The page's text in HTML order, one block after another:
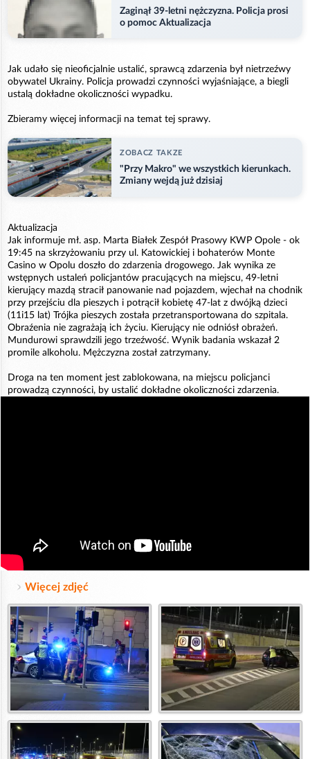
Zaginął 39-letni nężczyzna. Policja prosi
o pomoc Aktualizacja
Jak udało się nieoficjalnie ustalić, sprawcą zdarzenia był nietrzeźwy
obywatel Ukrainy. Policja prowadzi czynności wyjaśniające, a biegli
ustalą dokładne okoliczności wypadku.
Zbieramy więcej informacji na temat tej sprawy.
ZOBACZ TAKZE
"Przy Makro" we wszystkich kierunkach.
Zmiany wejdą już dzisiaj
Aktualizacja
Jak informuje mł. asp. Marta Białek Zespół Prasowy KWP Opole - ok
19:45 na skrzyżowaniu przy ul. Katowickiej i bohaterów Monte
Casino w Opolu doszło do zdarzenia drogowego. Jak wynika ze
wstępnych ustaleń policjantów pracujących na miejscu, 49-letni
kierujący mazdą stracił panowanie nad pojazdem, wjechał na chodnik
przy przejściu dla pieszych i potrącił kobietę 47-lat z dwójką dzieci
(11i15 lat) Trójka pieszych została przetransportowana do szpitala.
Obraźenia nie zagrażają ich życiu. Kierujący nie odniósł obrażeń.
Mundurowi sprawdzili jego trzeźwość. Wynik badania wskazał 2
promile alkoholu. Mężczyzna został zatrzymany.
Droga na ten moment jest zablokowana, na miejscu policjanci
prowadzą czynności, by ustalić dokładne okoliczności zdarzenia.
Więcej zdjęć